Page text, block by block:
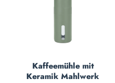
Kaffeemühle mit
Keramik Mahlwerk